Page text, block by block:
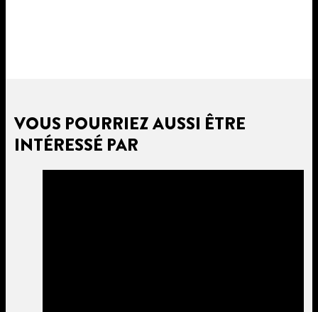
VOUS POURRIEZ AUSSI ÊTRE
INTÉRESSÉ PAR